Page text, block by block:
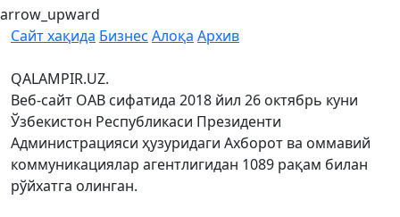
arrow_upward
Сайт хақида Бизнес Алоқа Архив
QALAMPIR.UZ.
Веб-сайт ОАВ сифатида 2018 йил 26 октябрь куни
Ўзбекистон Республикаси Президенти
Администрацияси ҳузуридаги Ахборот ва оммавий
коммуникациялар агентлигидан 1089 рақам билан
рўйхатга олинган.